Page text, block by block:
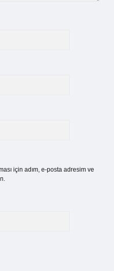
için adım, e-posta adresim ve